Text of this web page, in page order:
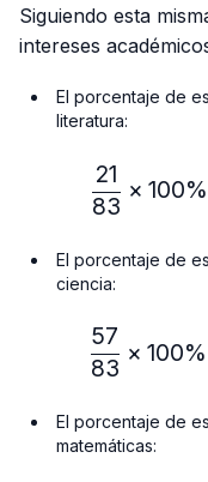
Siguiendo esta
intereses
El porcentaje de
literatura:
83
21
× 100%
El porcentaje de
ciencia:
83
57
× 100%
El porcentaje de
matemáticas: